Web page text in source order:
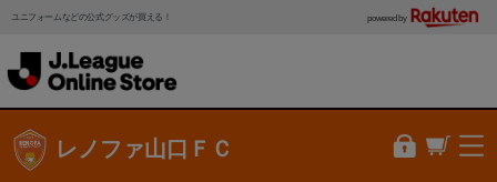
ユニフォームなどの公式グッズが買える！ powered by
レノファ山口ＦＣ